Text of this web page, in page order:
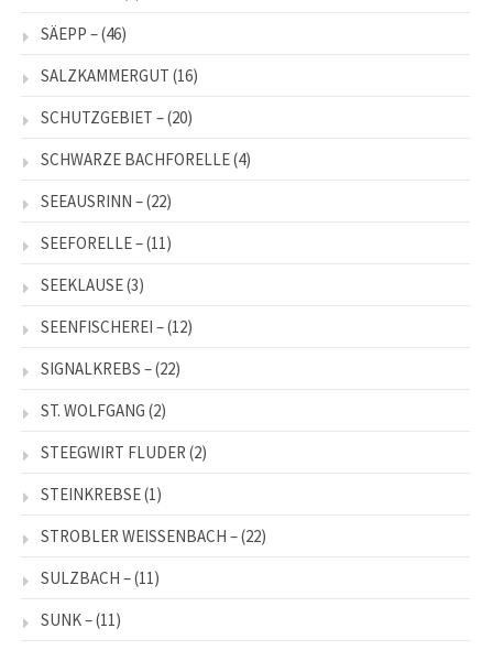
SÄEPP –(46)
SALZKAMMERGUT (16)
SCHUTZGEBIET –(20)
SCHWARZE BACHFORELLE(4)
SEEAUSRINN –(22)
SEEFORELLE –(11)
SEEKLAUSE(3)
SEENFISCHEREI –(12)
SIGNALKREBS –(22)
ST. WOLFGANG (2)
STEEGWIRT FLUDER (2)
STEINKREBSE(1)
STROBLER WEISSENBACH –(22)
SULZBACH –(11)
SUNK –(11)